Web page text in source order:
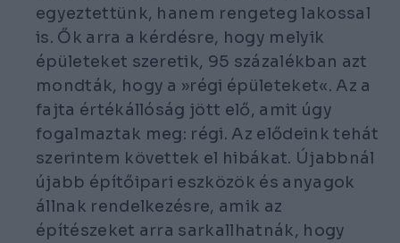
egyeztettünk, hanem rengeteg lakossal
is. Ők arra a kérdésre, hogy melyik
épületeket szeretik, 95 százalékban azt
mondták, hogy a »régi épületeket«. Az a
fajta értékállóság jött elő, amit úgy
fogalmaztak meg: régi. Az elődeink tehát
szerintem követtek el hibákat. Újabbnál
újabb építőipari eszközök és anyagok
állnak rendelkezésre, amik az
építészeket arra sarkallhatnák, hogy